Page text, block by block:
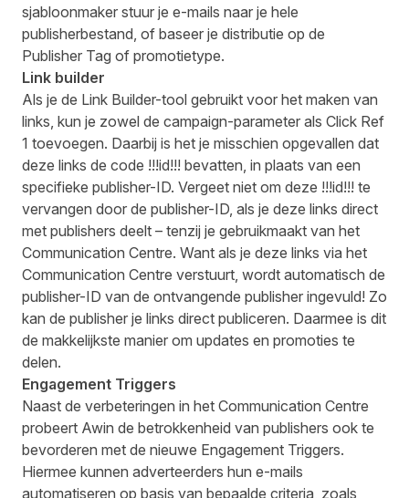
sjabloonmaker stuur je e-mails naar je hele
publisherbestand, of baseer je distributie op de
Publisher Tag of promotietype.
Link builder
Als je de Link Builder-tool gebruikt voor het maken van
links, kun je zowel de campaign-parameter als Click Ref
1 toevoegen. Daarbij is het je misschien opgevallen dat
deze links de code !!!id!!! bevatten, in plaats van een
specifieke publisher-ID. Vergeet niet om deze !!!id!!! te
vervangen door de publisher-ID, als je deze links direct
met publishers deelt – tenzij je gebruikmaakt van het
Communication Centre. Want als je deze links via het
Communication Centre verstuurt, wordt automatisch de
publisher-ID van de ontvangende publisher ingevuld! Zo
kan de publisher je links direct publiceren. Daarmee is dit
de makkelijkste manier om updates en promoties te
delen.
Engagement Triggers
Naast de verbeteringen in het Communication Centre
probeert Awin de betrokkenheid van publishers ook te
bevorderen met de nieuwe Engagement Triggers.
Hiermee kunnen adverteerders hun e-mails
automatiseren op basis van bepaalde criteria, zoals